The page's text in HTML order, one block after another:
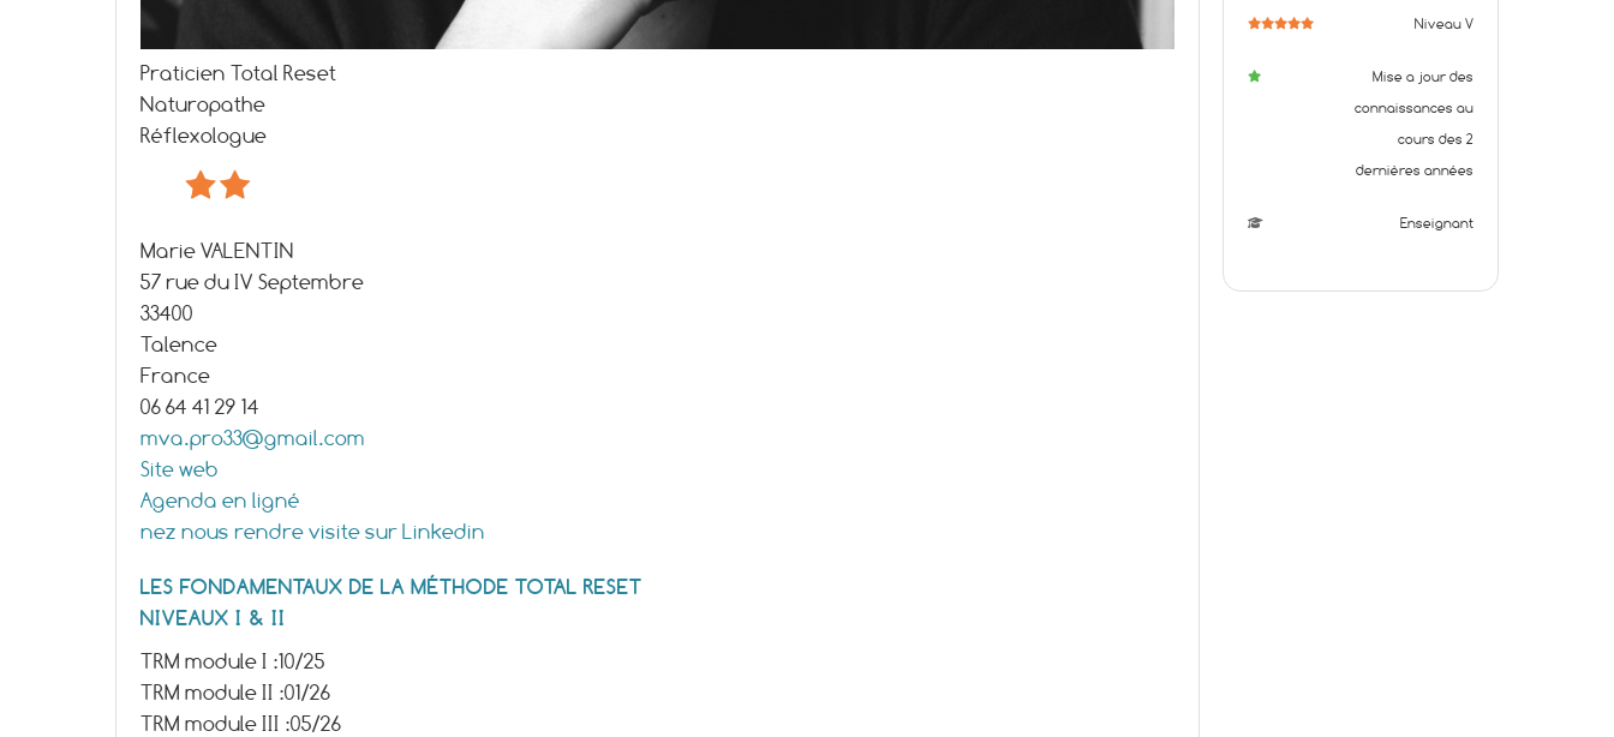
Praticien Total Reset
Naturopathe
Réflexologue
Marie VALENTIN
57 rue du IV Septembre
33400
Talence
France
06 64 41 29 14
mva.pro33@gmail.com
Site web
Agenda en ligné
nez nous rendre visite sur Linkedin
LES FONDAMENTAUX DE LA MÉTHODE TOTAL RESET
NIVEAUX I & II
TRM module I :10/25
TRM module II :01/26
TRM module III :05/26
Niveau V
Mise a jour des
connaissances au
cours des 2
dernières années
Enseignant